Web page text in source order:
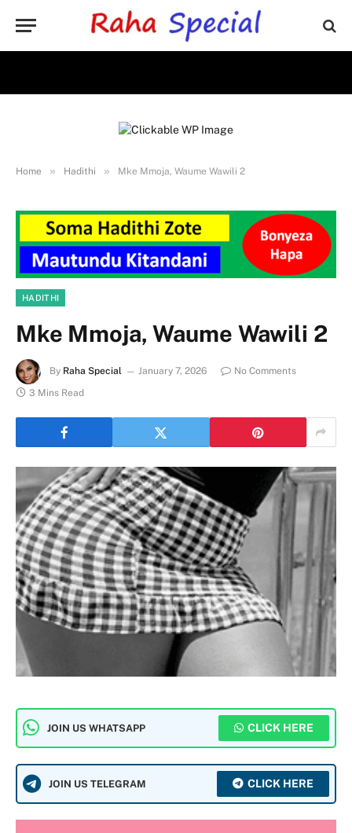
Home » Hadithi » Mke Mmoja, Waume Wawili 2
HADITHI
Mke Mmoja, Waume Wawili 2
By Raha Special January 7, 2026
No Comments
3 Mins Read
JOIN US WHATSAPP CLICK HERE
JOIN US TELEGRAM CLICK HERE